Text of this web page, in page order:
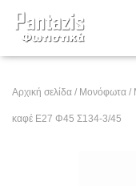
Αρχική σελίδα / Μονόφωτα /
καφέ Ε27 Φ45 Σ134-3/45